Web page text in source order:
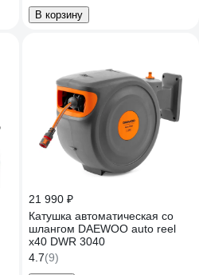
В корзину
21 990 ₽
Катушка автоматическая со
шлангом DAEWOO auto reel
x40 DWR 3040
4.7(9)